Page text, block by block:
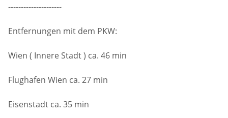
---------------------
Entfernungen mit dem PKW:
Wien ( Innere Stadt ) ca. 46 min
Flughafen Wien ca. 27 min
Eisenstadt ca. 35 min